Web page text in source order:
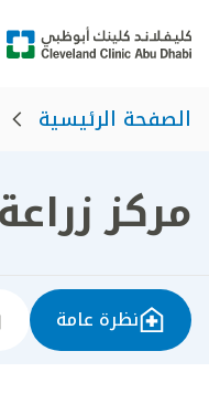
الصفحة الرئيسية
مركز
نظرة عامة